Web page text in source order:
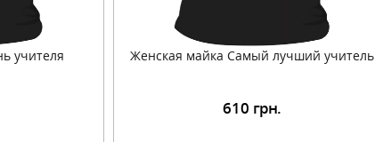
учителя Женская майка Самый лучший учитель
610 грн.
Подробнее